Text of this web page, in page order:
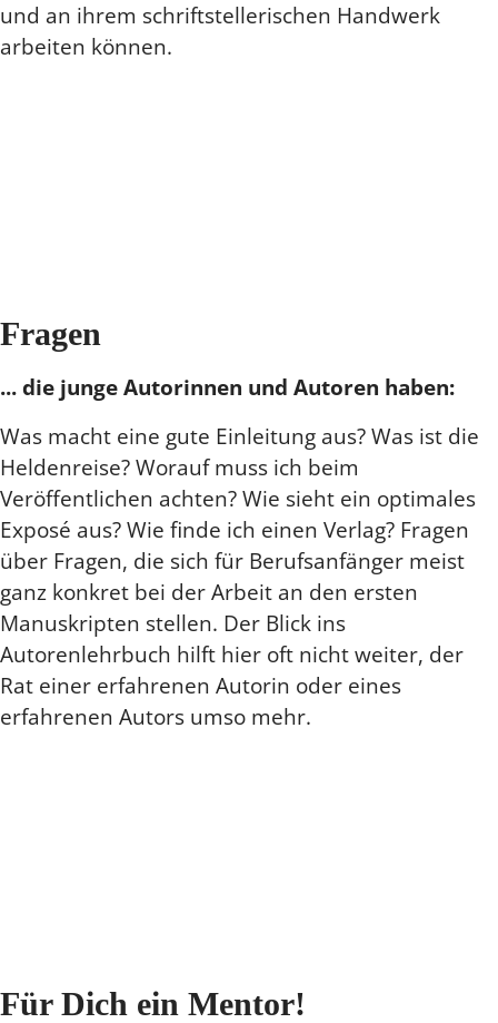
und an ihrem schriftstellerischen Handwerk
arbeiten können.
Fragen
... die junge Autorinnen und Autoren haben:
Was macht eine gute Einleitung aus? Was ist die
Heldenreise? Worauf muss ich beim
Veröffentlichen achten? Wie sieht ein optimales
Exposé aus? Wie finde ich einen Verlag? Fragen
über Fragen, die sich für Berufsanfänger meist
ganz konkret bei der Arbeit an den ersten
Manuskripten stellen. Der Blick ins
Autorenlehrbuch hilft hier oft nicht weiter, der
Rat einer erfahrenen Autorin oder eines
erfahrenen Autors umso mehr.
Für Dich ein Mentor!